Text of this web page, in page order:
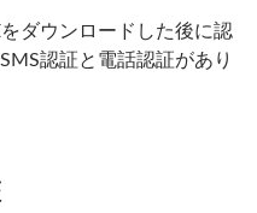
ダウンロードした後に認
認証と電話認証があり